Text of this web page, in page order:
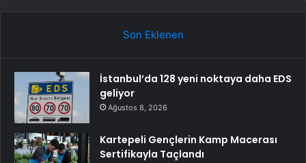
Son Eklenen
İstanbul’da 128 yeni noktaya daha EDS
geliyor
Ağustos 8, 2026
Kartepeli Gençlerin Kamp Macerası
Sertifikayla Taçlandı